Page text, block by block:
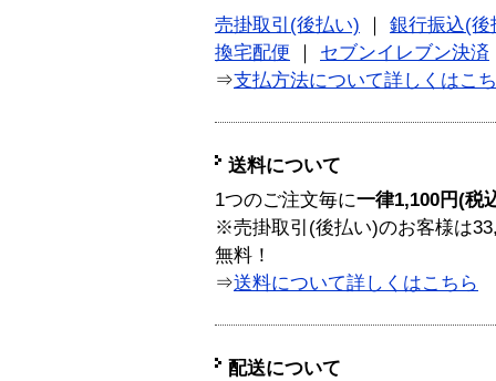
売掛取引(後払い)
銀行振込(後
換宅配便
セブンイレブン決済
⇒支払方法について詳しくはこ
送料について
1つのご注文毎に一律1,100円(税
※売掛取引(後払い)のお客様は
無料！
⇒送料について詳しくはこちら
配送について